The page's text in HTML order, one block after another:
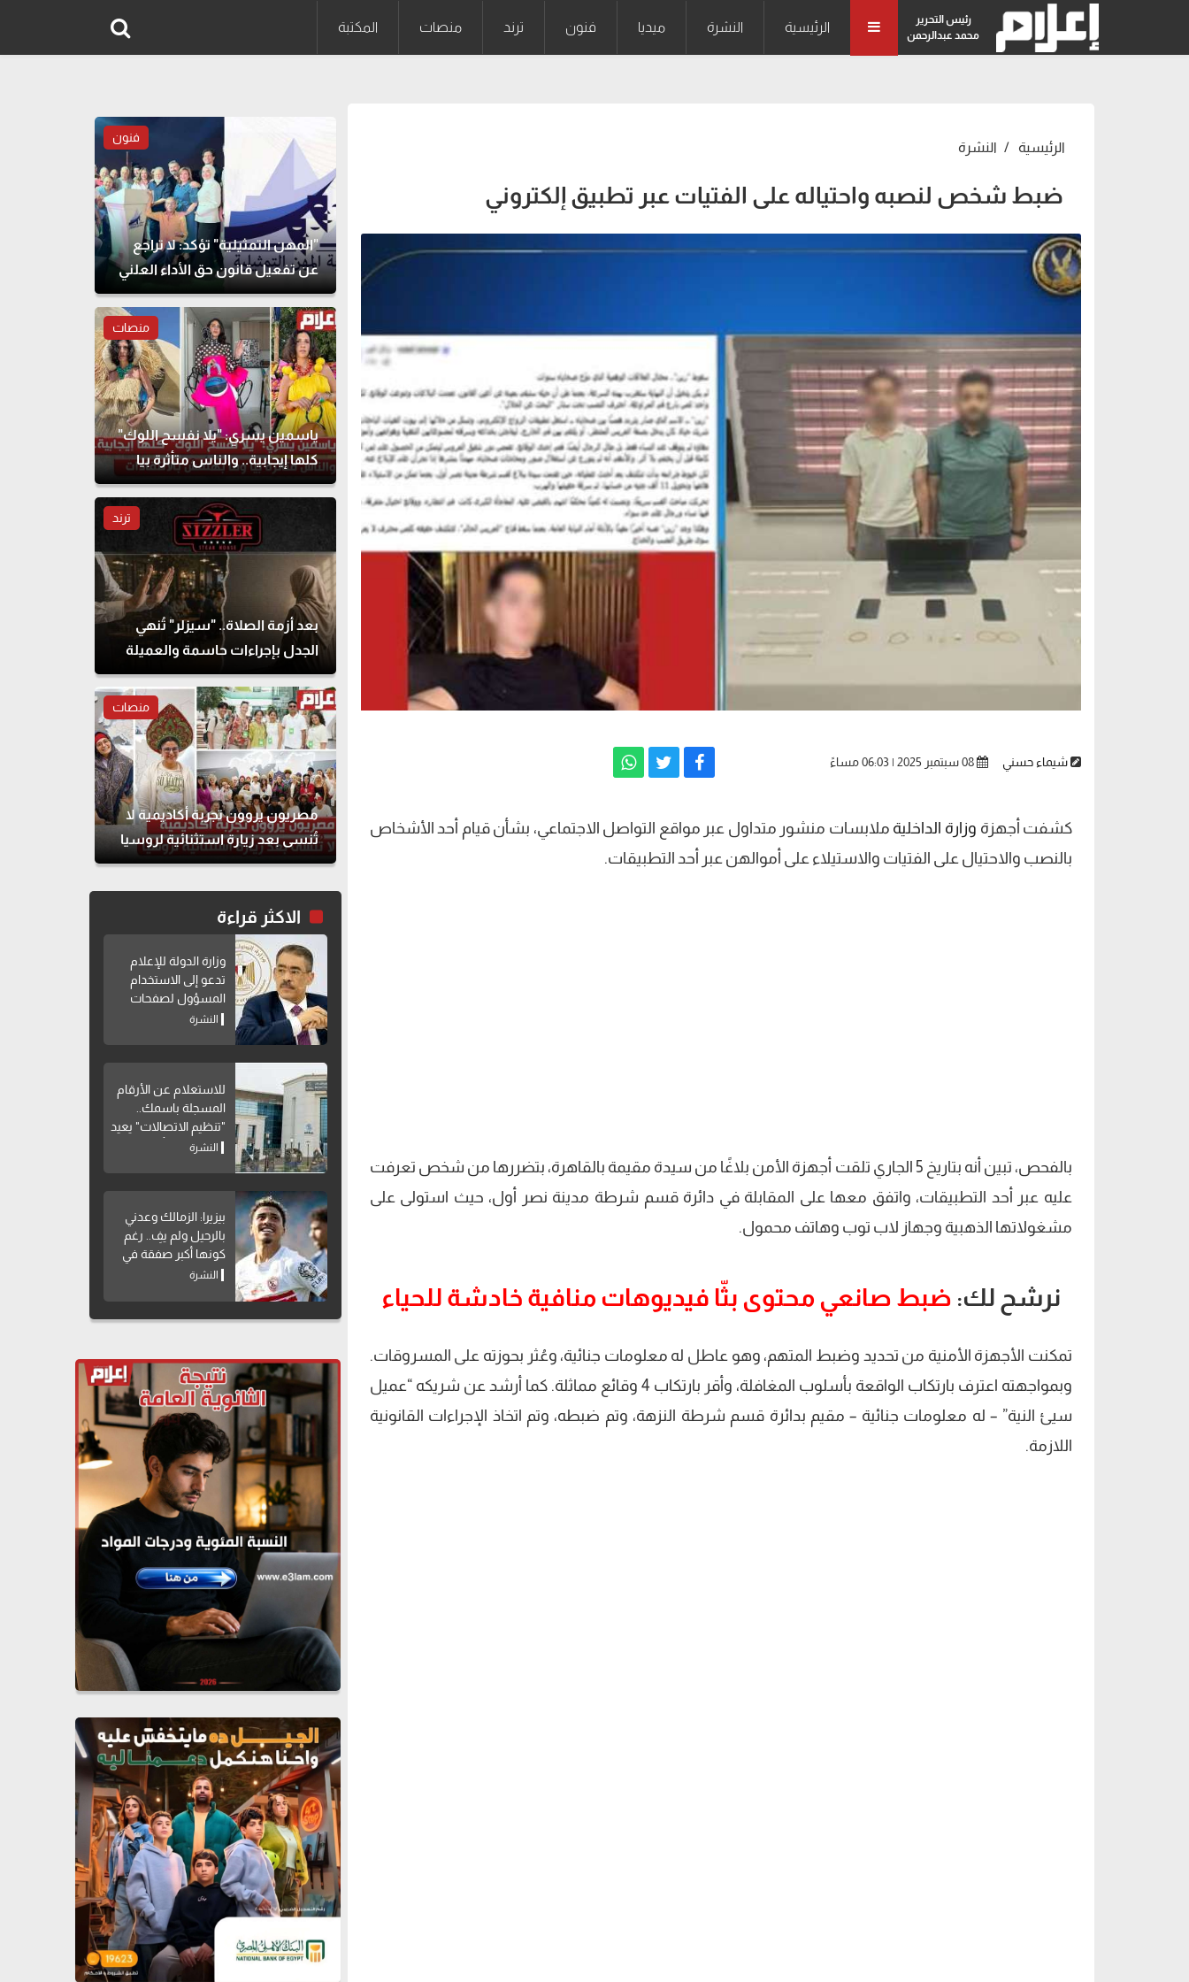
رئيس التحرير
محمد عبدالرحمن
الرئيسية النشرة ميديا فنون ترند منصات المكتبة
الرئيسية النشرة
ضبط شخص لنصبه واحتياله على الفتيات عبر تطبيق إلكتروني
شيماء حسني
كشفت أجهزة وزارة الداخلية ملابسات منشور متداول عبر مواقع التواصل الاجتماعي، بشأن قيام أحد الأشخاص
بالنصب والاحتيال على الفتيات والاستيلاء على أموالهن عبر أحد التطبيقات.
بالفحص، تبين أنه بتاريخ 5 الجاري تلقت أجهزة الأمن بلاغًا من سيدة مقيمة بالقاهرة، بتضررها من شخص تعرفت
عليه عبر أحد التطبيقات، واتفق معها على المقابلة في دائرة قسم شرطة مدينة نصر أول، حيث استولى على
مشغولاتها الذهبية وجهاز لاب توب وهاتف محمول.
نرشح لك: ضبط صانعي محتوى بثّا فيديوهات منافية خادشة للحياء
تمكنت الأجهزة الأمنية من تحديد وضبط المتهم، وهو عاطل له معلومات جنائية، وعُثر بحوزته على المسروقات.
وبمواجهته اعترف بارتكاب الواقعة بأسلوب المغافلة، وأقر بارتكاب 4 وقائع مماثلة. كما أرشد عن شريكه “عميل
سيئ النية” – له معلومات جنائية – مقيم بدائرة قسم شرطة النزهة، وتم ضبطه، وتم اتخاذ الإجراءات القانونية
اللازمة.
فنون
"المهن التمثيلية" تؤكد: لا تراجع
عن تفعيل قانون حق الأداء العلني
منصات
ياسمين يسري: "يلا نفسح اللوك"
كلها إيجابية.. والناس متأثرة بيا
وما بهتمش بالانتقادات
ترند
بعد أزمة الصلاة.. "سيزلر" تُنهي
الجدل بإجراءات حاسمة والعميلة
تحذف المنشور
منصات
مصريون يروون تجربة أكاديمية لا
تُنسى بعد زيارة استثنائية لروسيا
الاكثر قراءة
وزارة الدولة للإعلام
تدعو إلى الاستخدام
المسؤول لصفحات
التواصل الاجتماعي
النشرة
للاستعلام عن الأرقام
المسجلة باسمك..
"تنظيم الاتصالات" يعيد
إتاحة خدمة "أرقامي"
النشرة
بيزيرا: الزمالك وعدني
بالرحيل ولم يفِ.. رغم
كونها أكبر صفقة في
تاريخه
النشرة